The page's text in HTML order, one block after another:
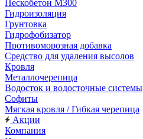
Пескобетон М300
Гидроизоляция
Грунтовка
Гидрофобизатор
Противоморозная добавка
Средство для удаления высолов
Кровля
Металлочерепица
Водосток и водосточные системы
Софиты
Мягкая кровля / Гибкая черепица
Акции
Компания